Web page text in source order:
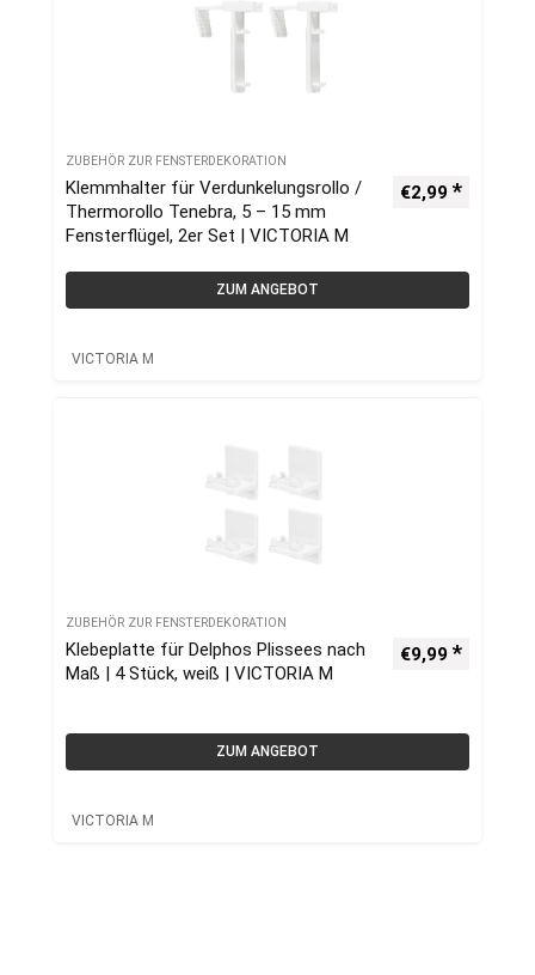
ZUBEHÖR ZUR FENSTERDEKORATION
Klemmhalter für Verdunkelungsrollo /
Thermorollo Tenebra, 5 – 15 mm
Fensterflügel, 2er Set | VICTORIA M
€2,99
ZUM ANGEBOT
VICTORIA M
ZUBEHÖR ZUR FENSTERDEKORATION
Klebeplatte für Delphos Plissees nach
Maß | 4 Stück, weiß | VICTORIA M
€9,99
ZUM ANGEBOT
VICTORIA M